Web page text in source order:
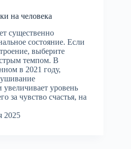
на человека
существенно
состояние. Если
выберите
темпом. В
в 2021 году,
уровень
за чувство счастья, на
2025